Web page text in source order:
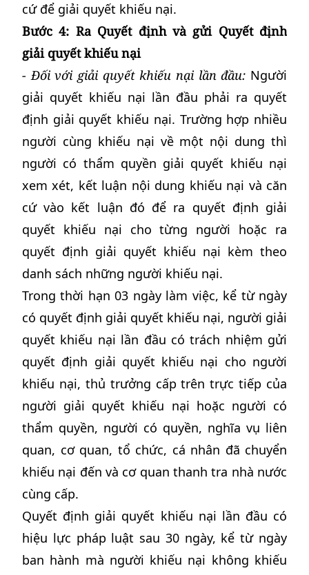
cứ để giải quyết khiếu nại.
Bước 4: Ra Quyết định và gửi Quyết định
giải quyết khiếu nại
- Đối với giải quyết khiếu nại lần đầu: Người
giải quyết khiếu nại lần đầu phải ra quyết
định giải quyết khiếu nại. Trường hợp nhiều
người cùng khiếu nại về một nội dung thì
người có thẩm quyền giải quyết khiếu nại
xem xét, kết luận nội dung khiếu nại và căn
cứ vào kết luận đó để ra quyết định giải
quyết khiếu nại cho từng người hoặc ra
quyết định giải quyết khiếu nại kèm theo
danh sách những người khiếu nại.
Trong thời hạn 03 ngày làm việc, kể từ ngày
có quyết định giải quyết khiếu nại, người giải
quyết khiếu nại lần đầu có trách nhiệm gửi
quyết định giải quyết khiếu nại cho người
khiếu nại, thủ trưởng cấp trên trực tiếp của
người giải quyết khiếu nại hoặc người có
thẩm quyền, người có quyền, nghĩa vụ liên
quan, cơ quan, tổ chức, cá nhân đã chuyển
khiếu nại đến và cơ quan thanh tra nhà nước
cùng cấp.
Quyết định giải quyết khiếu nại lần đầu có
hiệu lực pháp luật sau 30 ngày, kể từ ngày
ban hành mà người khiếu nại không khiếu